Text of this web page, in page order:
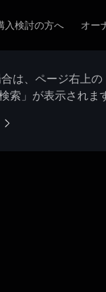
入検討の方へ オー
は、ページ右上
索」が表示されま